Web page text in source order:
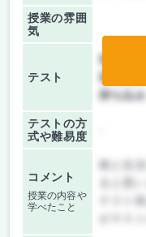
授業の雰囲
気
テスト
前期/中
後期/期
持ち込み
テストの方
式や難易度
コメント
授業の内容や
学べたこと